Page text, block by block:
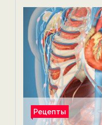
Рецепты